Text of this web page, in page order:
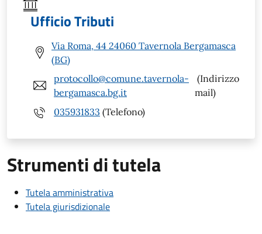
Ufficio Tributi
Via Roma, 44 24060 Tavernola Bergamasca
(BG)
protocollo@comune.tavernola-
bergamasca.bg.it
(Indirizzo
mail)
035931833 (Telefono)
Strumenti di tutela
Tutela amministrativa
Tutela giurisdizionale